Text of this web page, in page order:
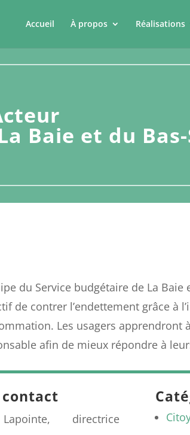
Accueil À propos Réalisations
Baie et du
du Service budgétaire de La
de contrer l’endettement grâce à
Les usagers apprendront
afin de mieux répondre à
contact
directrice